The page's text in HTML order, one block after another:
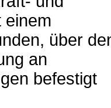
einem
über
an
befestigt